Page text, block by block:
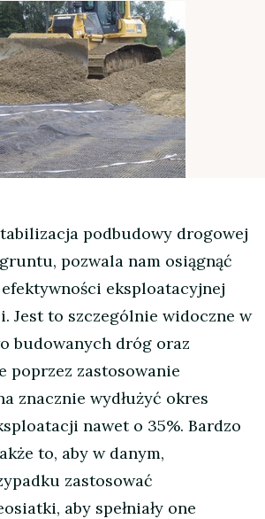
podbudowy drogowej
pozwala nam osiągnąć
eksploatacyjnej
Jest to szczególnie widoczne w
budowanych dróg oraz
poprzez zastosowanie
znacznie wydłużyć okres
nawet o 35%. Bardzo
to, aby w danym,
zastosować
aby spełniały one